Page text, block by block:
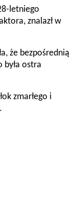
letniego
znalazł w
że bezpośrednią
była ostra
zmarłego i